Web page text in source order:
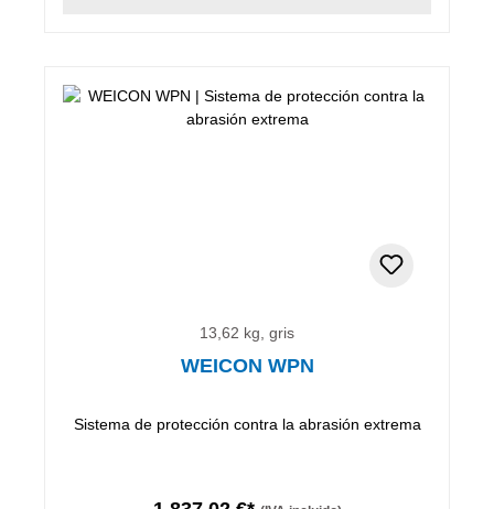
13,62 kg, gris
WEICON WPN
Sistema de protección contra la abrasión extrema